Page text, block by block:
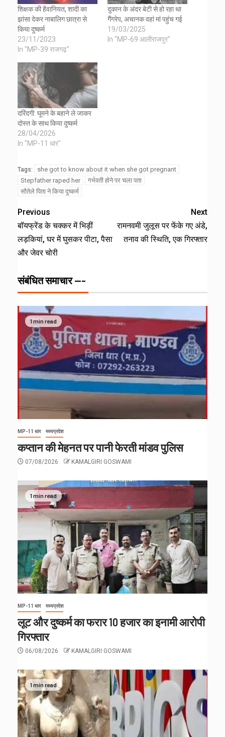
शिक्षक की हैवानियत, शादी का
झांसा देकर नाबालिग छात्रा से
किया दुष्कर्म
23/11/2023
In "MP-39 राजगढ़"
दुकान के अंदर बेटी से हो रहा था
गैंगरेप, अचानक वहां मां पहुंच गई
19/03/2025
In "MP-69 आलीराजपुर"
दरिंदगी: घूमने के बहाने ले जाकर
दोस्त के साथ किया दुष्कर्म
28/04/2026
In "MP-11 धार"
Tags:
she got to know about it when she got pregnant
Stepfather raped her
गर्भवती होने पर चला पता
सौतेले पिता ने किया दुष्कर्म
Previous
बॉयफ्रेंड के चक्‍कर में भिड़ीं
लड़कियां, घर में घुसकर पीटा, पैसा
और जेवर चोरी
Next
रामनवमी जुलूस पर फेंके गए अंडे,
तनाव की स्थिति, एक गिरफ्तार
संबंधित समाचार ---
1 min read
MP-11 धार मध्यप्रदेश
कप्तान की मेहनत पर पानी फेरती मांडव पुलिस
07/08/2026 KAMALGIRI GOSWAMI
1 min read
MP-11 धार मध्यप्रदेश
लूट और दुष्कर्म का फरार 10 हजार का इनामी आरोपी
गिरफ्तार
06/08/2026 KAMALGIRI GOSWAMI
1 min read